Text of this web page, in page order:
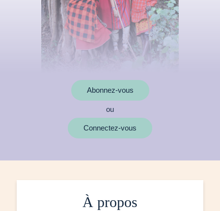
Abonnez-vous
ou
Connectez-vous
À propos